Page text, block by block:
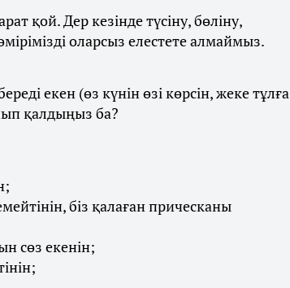
қой. Дер кезінде түсіну, бөліну,
оларсыз елестете алмаймыз.
екен (өз күнін өзі көрсін, жеке тұлға
қалдыңыз ба?
біз қалаған прическаны
сөз екенін;